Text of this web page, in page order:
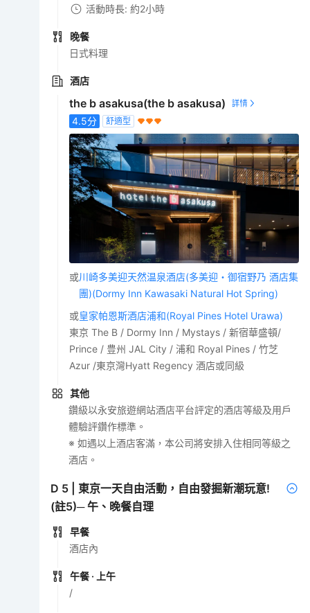
活動時長: 約2小時
晚餐
日式料理
酒店
the b asakusa(the b asakusa)
4.5分 舒適型
或川崎多美迎天然温泉酒店(多美迎・御宿野乃 酒店集
團)(Dormy Inn Kawasaki Natural Hot Spring)
或皇家帕恩斯酒店浦和(Royal Pines Hotel Urawa)
東京 The B / Dormy Inn / Mystays / 新宿華盛頓/
Prince / 豊州 JAL City / 浦和 Royal Pines / 竹芝
Azur /東京灣Hyatt Regency 酒店或同級
其他
鑽級以永安旅遊網站酒店平台評定的酒店等級及用戶
體驗評鑽作標準。
※ 如遇以上酒店客滿，本公司將安排入住相同等級之
酒店。
D 5
東京一天自由活動，自由發掘新潮玩意!
(註5)─ 午、晚餐自理
早餐
酒店內
午餐 · 上午
/